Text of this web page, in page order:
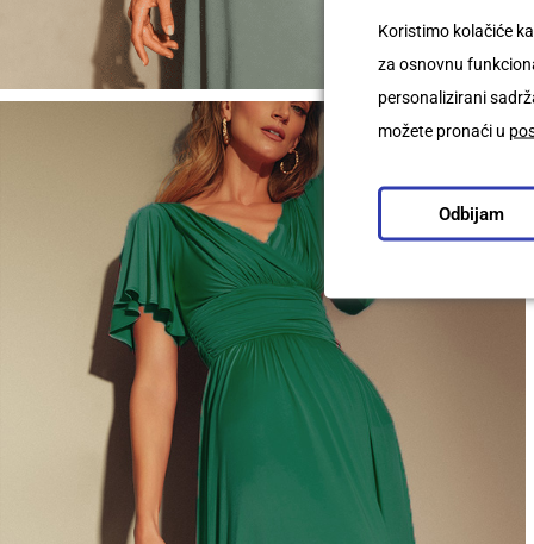
Koristimo kolačiće
za osnovnu
personalizirani
možete pronaći u
Odbijam